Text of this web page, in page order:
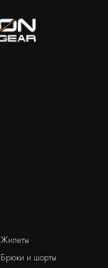
Жилеты
Брюки и шорты